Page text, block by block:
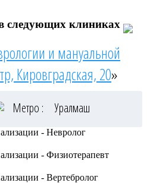
следующих клиниках
и мануальной
Кировградская, 20»
Метро : Уралмаш
- Невролог
- Физиотерапевт
- Вертебролог